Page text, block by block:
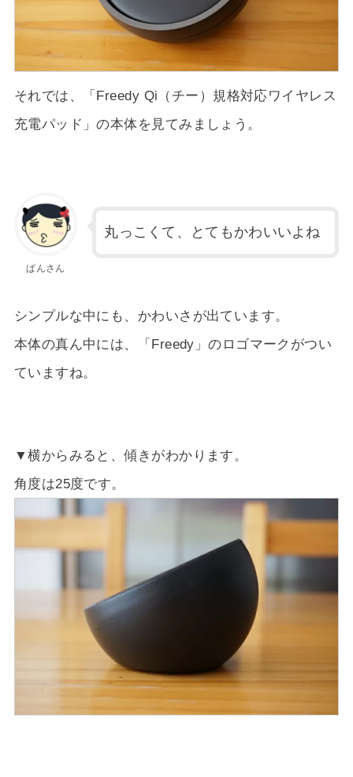
それでは、「Freedy Qi（チー）規格対応ワイヤレス
充電パッド」の本体を見てみましょう。
ぱんさん
丸っこくて、とてもかわいいよね
シンプルな中にも、かわいさが出ています。
本体の真ん中には、「Freedy」のロゴマークがつい
ていますね。
▼横からみると、傾きがわかります。
角度は25度です。